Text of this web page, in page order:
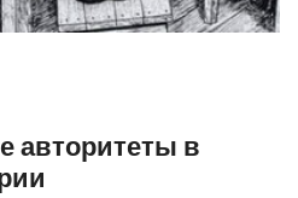
авторитеты в